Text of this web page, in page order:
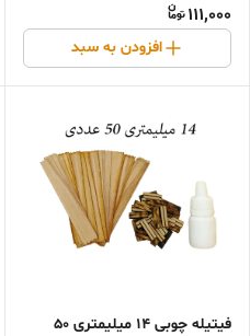
111,000
افزودن به سبد
فیتیله چوبی 14 میلیمتری 50